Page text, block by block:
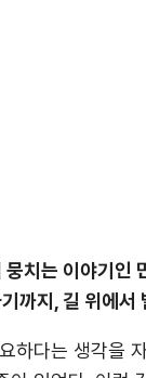
치는 이야기인
까지, 길 위에
하다는 생각을